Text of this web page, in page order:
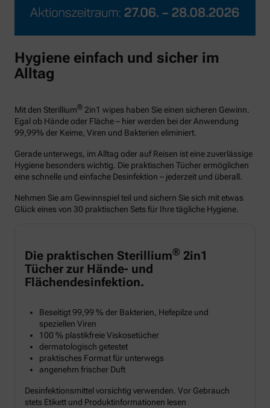
Hygiene einfach und sicher im
Alltag
Mit den Sterillium® 2in1 wipes haben Sie einen sicheren Gewinn.
Egal ob Hände oder Fläche – hier werden bei der Anwendung
99,99% der Keime, Viren und Bakterien eliminiert.
Gerade unterwegs, im Alltag oder auf Reisen ist eine zuverlässige
Hygiene besonders wichtig. Die praktischen Tücher ermöglichen
eine schnelle und einfache Desinfektion – jederzeit und überall.
Nehmen Sie am Gewinnspiel teil und sichern Sie sich mit etwas
Glück eines von 30 praktischen Sets für Ihre tägliche Hygiene.
Die praktischen Sterillium® 2in1
Tücher zur Hände- und
Flächendesinfektion.
Beseitigt 99,99 % der Bakterien, Hefepilze und
speziellen Viren
100 % plastikfreie Viskosetücher
dermatologisch getestet
praktisches Format für unterwegs
angenehm frischer Duft
Desinfektionsmittel vorsichtig verwenden. Vor Gebrauch
stets Etikett und Produktinformationen lesen